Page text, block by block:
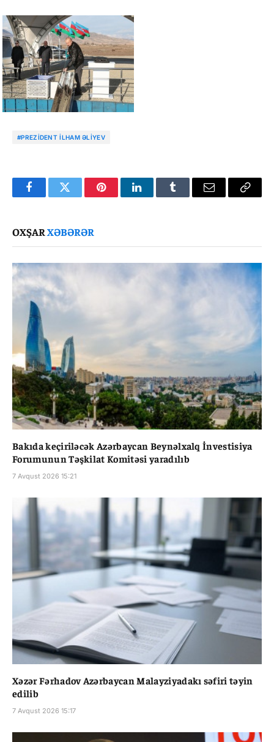
#PREZIDENT İLHAM ƏLIYEV
FacebookTwitter PinterestLinkedInTumblr Email
Copy
OXŞARXƏBƏRƏR
Bakıda keçiriləcək Azərbaycan Beynəlxalq İnvestisiya
Forumunun Təşkilat Komitəsi yaradılıb
7 Avqust 2026 15:21
Xəzər Fərhadov Azərbaycan Malayziyadakı səfiri təyin
edilib
7 Avqust 2026 15:17